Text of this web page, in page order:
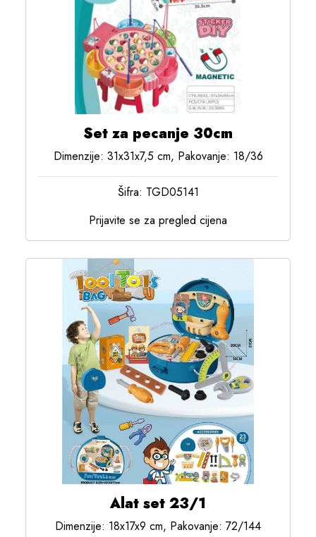
Set za pecanje 30cm
Dimenzije: 31x31x7,5 cm, Pakovanje: 18/36
Šifra: TGD05141
Prijavite se za pregled cijena
Alat set 23/1
Dimenzije: 18x17x9 cm, Pakovanje: 72/144